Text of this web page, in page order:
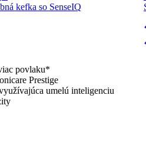
kefka so SenseIQ
povlaku*
Prestige
umelú inteligenciu